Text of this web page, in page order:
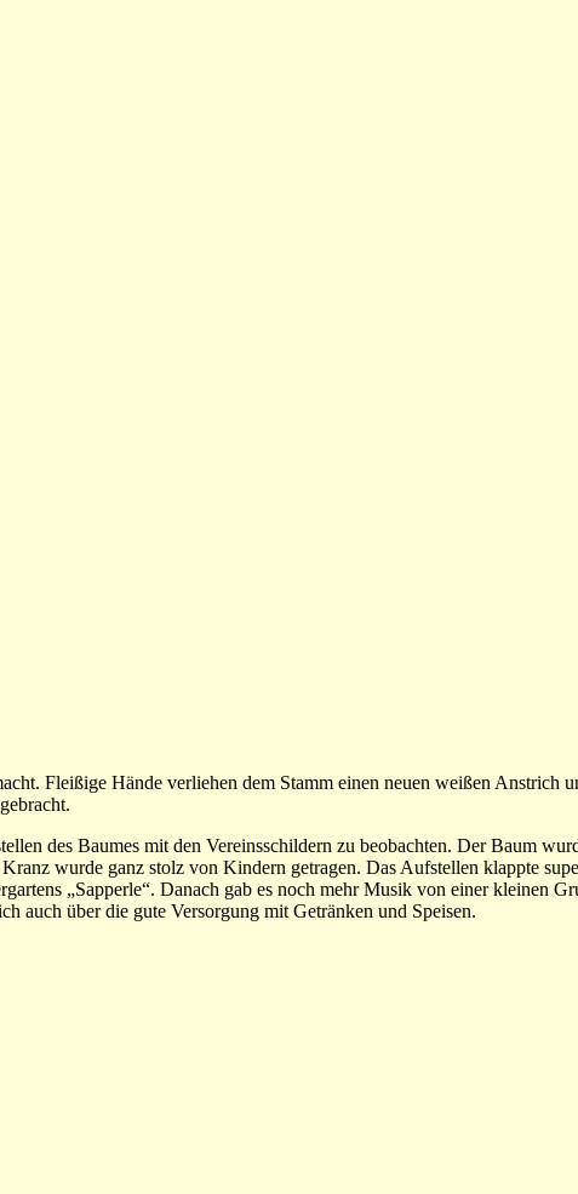
Fleißige Hände verliehen dem Stamm einen neuen weißen Anstrich
des Baumes mit den Vereinsschildern zu beobachten. Der Baum
wurde ganz stolz von Kindern getragen. Das Aufstellen klappte
„Sapperle“. Danach gab es noch mehr Musik von einer kleinen
auch über die gute Versorgung mit Getränken und Speisen.